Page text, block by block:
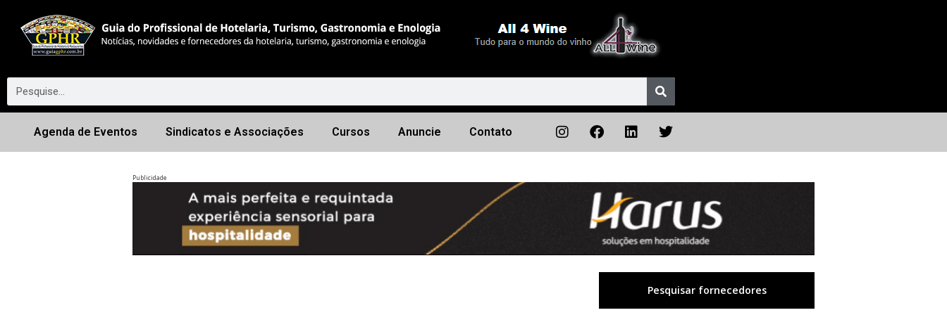
Agenda de Eventos Sindicatos e Associações Cursos Anuncie Contato
Publicidade
Próximo
Pesquisar fornecedores